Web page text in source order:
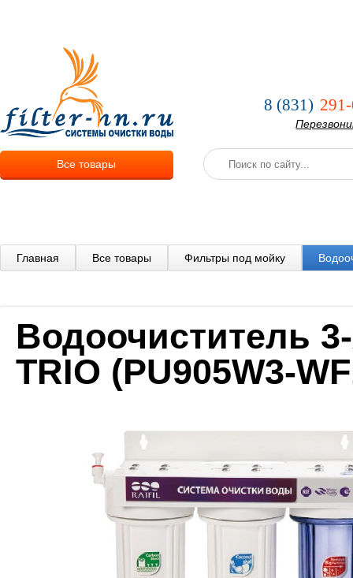
Все товары
8 (831)
Главная Все товары Фильтры под мойку
Водоочиститель
TRIO (PU905W3-